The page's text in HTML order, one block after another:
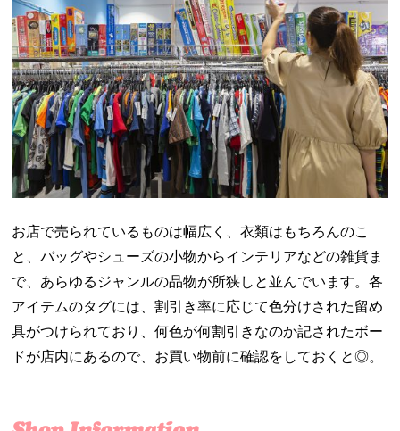
お店で売られているものは幅広く、衣類はもちろんのこ
と、バッグやシューズの小物からインテリアなどの雑貨ま
で、あらゆるジャンルの品物が所狭しと並んでいます。各
アイテムのタグには、割引き率に応じて色分けされた留め
具がつけられており、何色が何割引きなのか記されたボー
ドが店内にあるので、お買い物前に確認をしておくと◎。